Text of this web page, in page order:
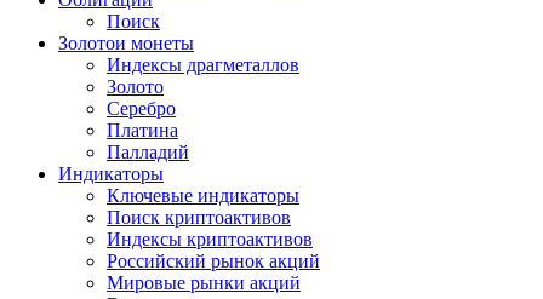
Поиск
Золотои монеты
Индексы драгметаллов
Золото
Серебро
Платина
Палладий
Индикаторы
Ключевые индикаторы
Поиск криптоактивов
Индексы криптоактивов
Российский рынок акций
Мировые рынки акций